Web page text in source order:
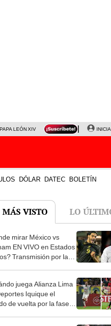
PAPA LEÓN XIV NALDY SALDAÑA LA
DÓLAR DATEC BOLETÍN
MÁS VISTO LO
mirar México vs
EN VIVO en Estados
Transmisión por la
juega Alianza Lima
Iquique el
de vuelta por la fase 3